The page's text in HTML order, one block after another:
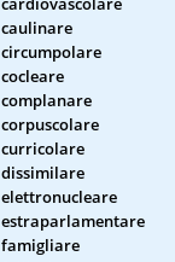
caulinare
circumpolare
cocleare
complanare
corpuscolare
curricolare
dissimilare
elettronucleare
estraparlamentare
famigliare